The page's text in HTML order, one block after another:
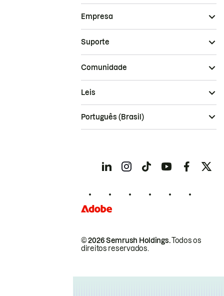
Empresa
Suporte
Comunidade
© 2026 Semrush Holdings.Todos os
direitos reservados.
Leis
Português (Brasil)